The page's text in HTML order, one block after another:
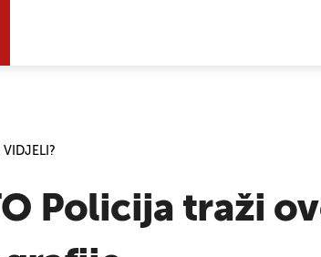
VIDJELI?
Policija traži